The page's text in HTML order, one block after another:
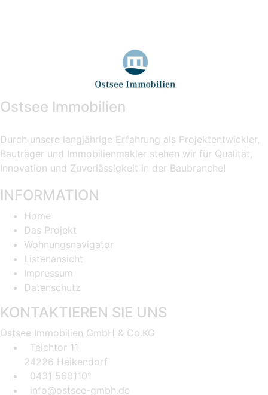
Ostsee Immobilien
Durch unsere langjährige Erfahrung als Projektentwickler,
Bauträger und Immobilienmakler stehen wir für Qualität,
Innovation und Zuverlässigkeit in der Baubranche!
INFORMATION
Home
Das Projekt
Wohnungsnavigator
Listenansicht
Impressum
Datenschutz
KONTAKTIEREN SIE UNS
Ostsee Immobilien GmbH & Co.KG
Teichtor 11
24226 Heikendorf
0431 5601101
info@ostsee-gmbh.de